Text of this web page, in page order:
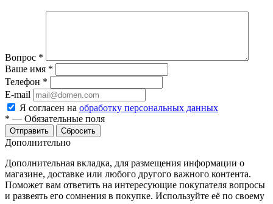
Вопрос *
Ваше имя *
Телефон *
E-mail
Я согласен на обработку персональных данных
* — Обязательные поля
Сбросить
Дополнительно
Дополнительная вкладка, для размещения информации о
магазине, доставке или любого другого важного контента.
Поможет вам ответить на интересующие покупателя вопросы
и развеять его сомнения в покупке. Используйте её по своему